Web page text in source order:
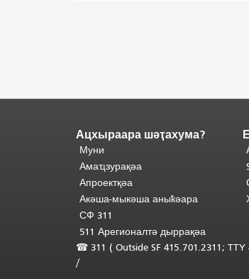
Адаҟьа
аҵакы
анҵәамҭа.Ари
адаҟьа
иаанхаз
даҟьацыԥхьаӡа
Аҵакы
хада
ахыхь
Ацхыраара шәҭахума?
Муни
Амаҵзурақәа
Апроектқәа
Акәша-мыкәша аныҟәара
СФ 311
511 Арегионалтә дыррақәа
☎ 311 ( Outside SF 415.701.2311;
/